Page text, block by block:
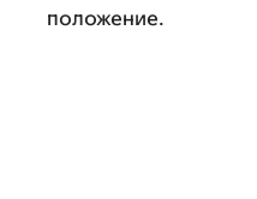
положение.